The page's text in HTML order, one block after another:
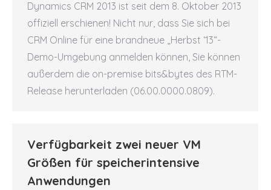
Dynamics CRM 2013 ist seit dem 8. Oktober 2013
offiziell erschienen! Nicht nur, dass Sie sich bei
CRM Online für eine brandneue „Herbst ‘13“-
Demo-Umgebung anmelden können, Sie können
außerdem die on-premise bits&bytes des RTM-
Release herunterladen (06.00.0000.0809).
Verfügbarkeit zwei neuer VM
Größen für speicherintensive
Anwendungen